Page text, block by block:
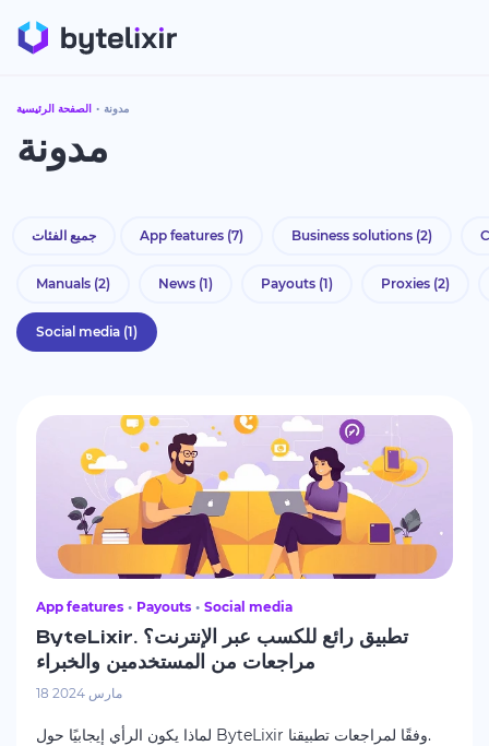
الصفحة الرئيسية مدونة
مدونة
App features Payouts Social media
ByteLixir. تطبيق رائع للكسب عبر الإنترنت؟
مراجعات من المستخدمين والخبراء
18 مارس 2024
لماذا يكون الرأي إيجابيًا حول ByteLixir وفقًا لمراجعات تطبيقنا.
جميع الفئات App features (7) Business solutions (2)
Manuals (2) News (1) Payouts (1) Proxies (2)
Social media (1)